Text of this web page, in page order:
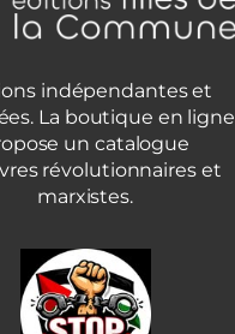
indépendantes et
La boutique en ligne
un catalogue
révolutionnaires et
marxistes.